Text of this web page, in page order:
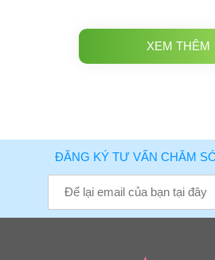
XEM THÊM
ĐĂNG KÝ TƯ VẤN CHĂM